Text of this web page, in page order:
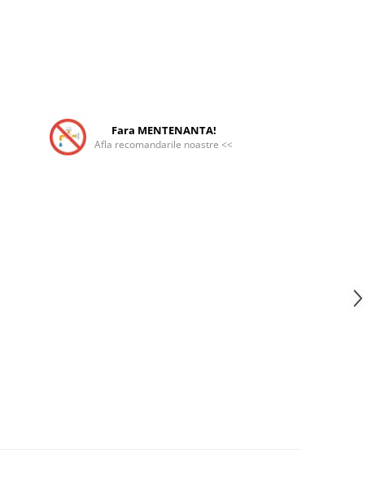
Fara MENTENANTA!
Afla recomandarile noastre <<